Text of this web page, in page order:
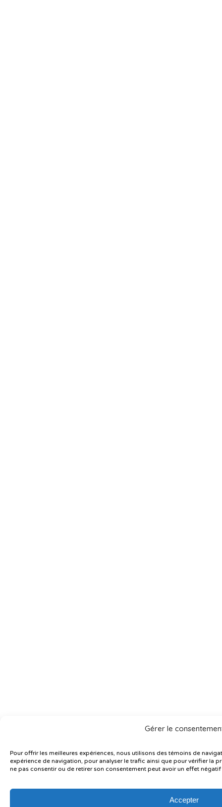
Gérer le
Pour offrir les meilleures expériences, nous utilisons des témoins de
expérience de navigation, pour analyser le trafic ainsi que pour vérifier la
ne pas consentir ou de retirer son consentement peut avoir un effet
Accepter